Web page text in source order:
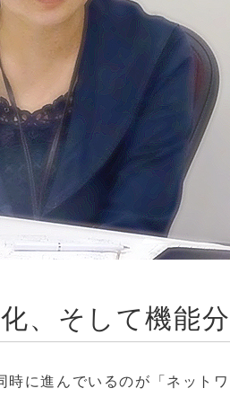
、そして機能
に進んでいるのが「ネット